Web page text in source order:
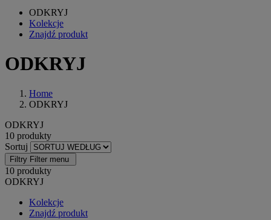
ODKRYJ
Kolekcje
Znajdź produkt
ODKRYJ
Home
ODKRYJ
ODKRYJ
10 produkty
Sortuj
Filtry Filter menu
10 produkty
ODKRYJ
Kolekcje
Znajdź produkt